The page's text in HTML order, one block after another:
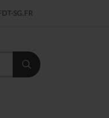
SG.FR